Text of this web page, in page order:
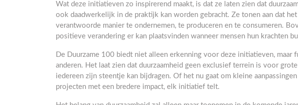
Wat deze initiatieven zo inspirerend maakt, is dat ze laten zien dat
ook daadwerkelijk in de praktijk kan worden gebracht. Ze tonen aan dat
verantwoorde manier te ondernemen, te produceren en te consumeren.
positieve verandering er kan plaatsvinden wanneer mensen hun krachten
De Duurzame 100 biedt niet alleen erkenning voor deze initiatieven, maar
anderen. Het laat zien dat duurzaamheid geen exclusief terrein is voor
iedereen zijn steentje kan bijdragen. Of het nu gaat om kleine
projecten met een bredere impact, elk initiatief telt.